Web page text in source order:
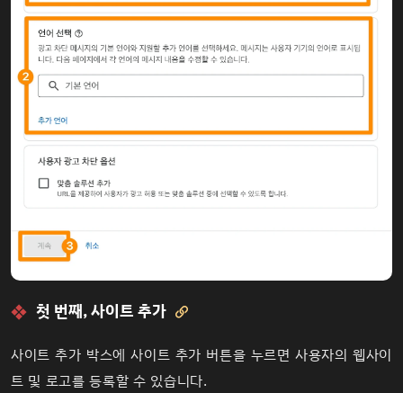
첫 번째, 사이트 추가 
사이트 추가 박스에 사이트 추가 버튼을 누르면 사용자의 웹사이
트 및 로고를 등록할 수 있습니다.